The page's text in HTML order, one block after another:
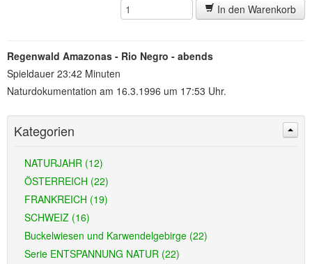
In den Warenkorb
Regenwald Amazonas - Rio Negro - abends
Spieldauer 23:42 Minuten
Naturdokumentation am 16.3.1996 um 17:53 Uhr.
Kategorien
NATURJAHR (12)
ÖSTERREICH (22)
FRANKREICH (19)
SCHWEIZ (16)
Buckelwiesen und Karwendelgebirge (22)
Serie ENTSPANNUNG NATUR (22)